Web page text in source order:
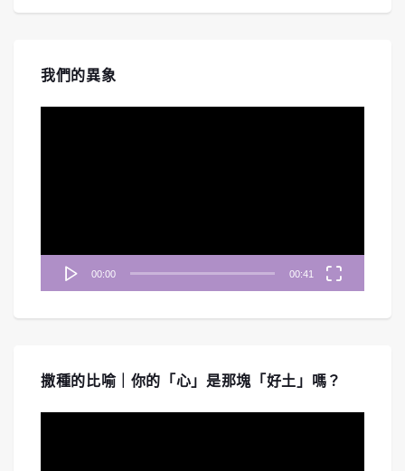
我們的異象
00:00 00:41
撒種的比喻｜你的「心」是那塊「好土」嗎？